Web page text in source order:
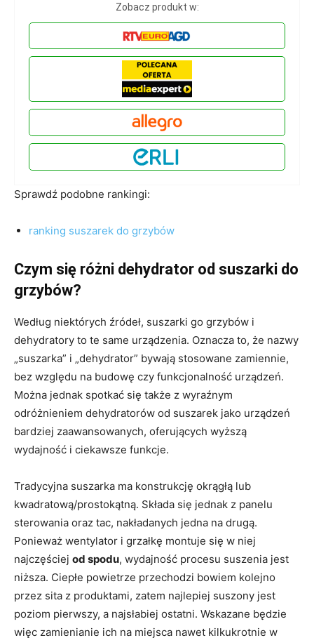
Zobacz produkt w:
Sprawdź podobne rankingi:
ranking suszarek do grzybów
Czym się różni dehydrator od suszarki do
grzybów?
Według niektórych źródeł, suszarki go grzybów i
dehydratory to te same urządzenia. Oznacza to, że nazwy
„suszarka” i „dehydrator” bywają stosowane zamiennie,
bez względu na budowę czy funkcjonalność urządzeń.
Można jednak spotkać się także z wyraźnym
odróżnieniem dehydratorów od suszarek jako urządzeń
bardziej zaawansowanych, oferujących wyższą
wydajność i ciekawsze funkcje.
Tradycyjna suszarka ma konstrukcję okrągłą lub
kwadratową/prostokątną. Składa się jednak z panelu
sterowania oraz tac, nakładanych jedna na drugą.
Ponieważ wentylator i grzałkę montuje się w niej
najczęściej od spodu, wydajność procesu suszenia jest
niższa. Ciepłe powietrze przechodzi bowiem kolejno
przez sita z produktami, zatem najlepiej suszony jest
poziom pierwszy, a najsłabiej ostatni. Wskazane będzie
więc zamienianie ich na miejsca nawet kilkukrotnie w